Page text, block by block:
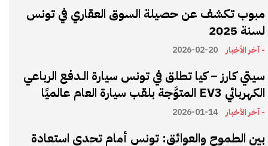
مبوب تكشف عن حصيلة السوق العقاري في تونس
لسنة 2025
- آخر الأخبار 2026-02-20
سيتي كارز – كيا تطلق في تونس سيارة الـدفع الرباعي
الكهربائي EV3 المتوَّجة بلقب سيارة العام عالميًا
- آخر الأخبار 2026-01-14
بين الطموح والعوائق: تونس أمام تحدي استعادة